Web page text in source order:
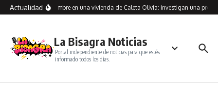
Saltar al contenido
Actualidad
muerto a un hombre en una vivienda de Caleta Olivia: investigan una
La Bisagra Noticias
Portal independiente de noticias para que estés
informado todos los días.